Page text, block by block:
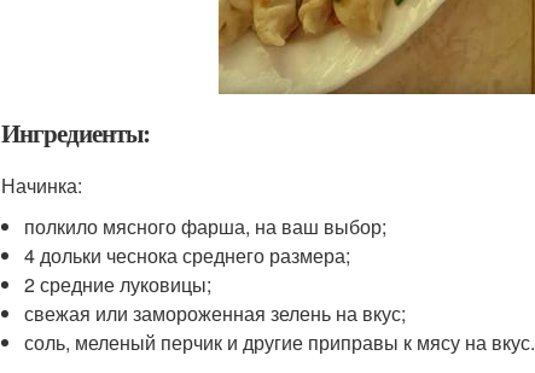
Ингредиенты:
Начинка:
полкило мясного фарша, на ваш выбор;
4 дольки чеснока среднего размера;
2 средние луковицы;
свежая или замороженная зелень на вкус;
соль, меленый перчик и другие приправы к мясу на вкус.